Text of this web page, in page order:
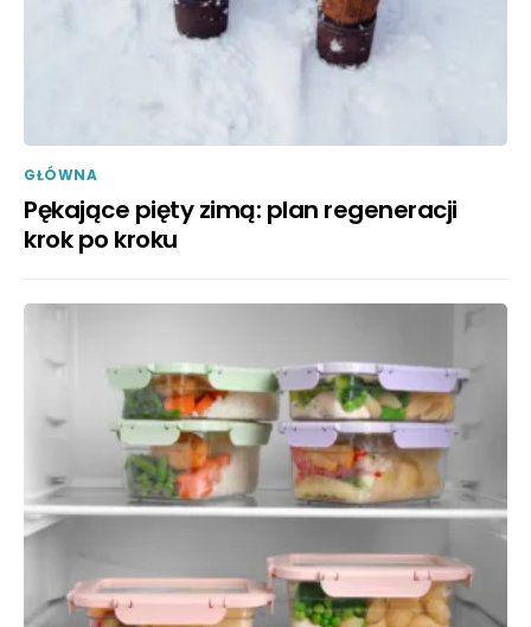
GŁÓWNA
Pękające pięty zimą: plan regeneracji
krok po kroku